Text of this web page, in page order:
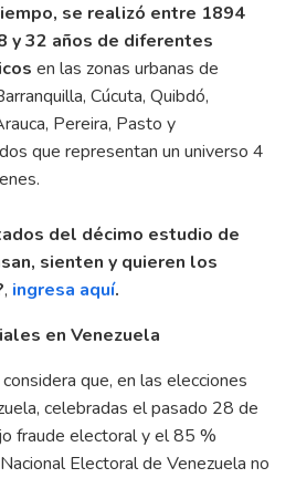
se realizó entre 1894
y 32 años de diferentes
en las zonas urbanas de
Cúcuta, Quibdó,
Pereira, Pasto y
que representan un universo 4
del décimo estudio de
sienten y quieren los
, ingresa aquí.
en Venezuela
que, en las elecciones
celebradas el pasado 28 de
fraude electoral y el 85 %
Electoral de Venezuela no